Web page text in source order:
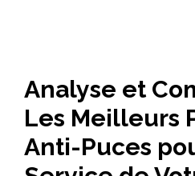
Analyse et
Les Meilleurs
Anti-Puces